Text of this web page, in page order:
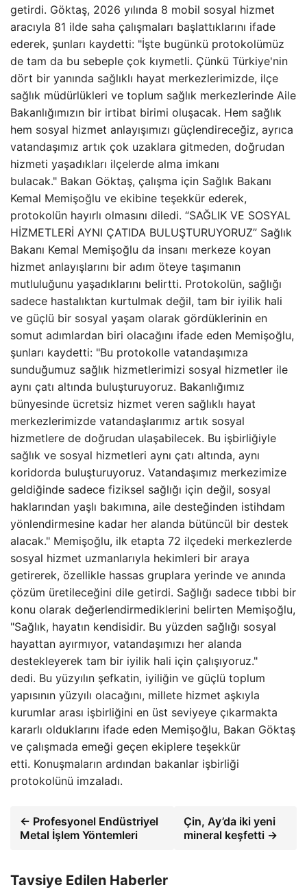
getirdi. Göktaş, 2026 yılında 8 mobil sosyal hizmet
aracıyla 81 ilde saha çalışmaları başlattıklarını ifade
ederek, şunları kaydetti: "İşte bugünkü protokolümüz
de tam da bu sebeple çok kıymetli. Çünkü Türkiye'nin
dört bir yanında sağlıklı hayat merkezlerimizde, ilçe
sağlık müdürlükleri ve toplum sağlık merkezlerinde Aile
Bakanlığımızın bir irtibat birimi oluşacak. Hem sağlık
hem sosyal hizmet anlayışımızı güçlendireceğiz, ayrıca
vatandaşımız artık çok uzaklara gitmeden, doğrudan
hizmeti yaşadıkları ilçelerde alma imkanı
bulacak." Bakan Göktaş, çalışma için Sağlık Bakanı
Kemal Memişoğlu ve ekibine teşekkür ederek,
protokolün hayırlı olmasını diledi. “SAĞLIK VE SOSYAL
HİZMETLERİ AYNI ÇATIDA BULUŞTURUYORUZ” Sağlık
Bakanı Kemal Memişoğlu da insanı merkeze koyan
hizmet anlayışlarını bir adım öteye taşımanın
mutluluğunu yaşadıklarını belirtti. Protokolün, sağlığı
sadece hastalıktan kurtulmak değil, tam bir iyilik hali
ve güçlü bir sosyal yaşam olarak gördüklerinin en
somut adımlardan biri olacağını ifade eden Memişoğlu,
şunları kaydetti: "Bu protokolle vatandaşımıza
sunduğumuz sağlık hizmetlerimizi sosyal hizmetler ile
aynı çatı altında buluşturuyoruz. Bakanlığımız
bünyesinde ücretsiz hizmet veren sağlıklı hayat
merkezlerimizde vatandaşlarımız artık sosyal
hizmetlere de doğrudan ulaşabilecek. Bu işbirliğiyle
sağlık ve sosyal hizmetleri aynı çatı altında, aynı
koridorda buluşturuyoruz. Vatandaşımız merkezimize
geldiğinde sadece fiziksel sağlığı için değil, sosyal
haklarından yaşlı bakımına, aile desteğinden istihdam
yönlendirmesine kadar her alanda bütüncül bir destek
alacak." Memişoğlu, ilk etapta 72 ilçedeki merkezlerde
sosyal hizmet uzmanlarıyla hekimleri bir araya
getirerek, özellikle hassas gruplara yerinde ve anında
çözüm üretileceğini dile getirdi. Sağlığı sadece tıbbi bir
konu olarak değerlendirmediklerini belirten Memişoğlu,
"Sağlık, hayatın kendisidir. Bu yüzden sağlığı sosyal
hayattan ayırmıyor, vatandaşımızı her alanda
destekleyerek tam bir iyilik hali için çalışıyoruz."
dedi. Bu yüzyılın şefkatin, iyiliğin ve güçlü toplum
yapısının yüzyılı olacağını, millete hizmet aşkıyla
kurumlar arası işbirliğini en üst seviyeye çıkarmakta
kararlı olduklarını ifade eden Memişoğlu, Bakan Göktaş
ve çalışmada emeği geçen ekiplere teşekkür
etti. Konuşmaların ardından bakanlar işbirliği
protokolünü imzaladı.
← Profesyonel Endüstriyel
Metal İşlem Yöntemleri
Çin, Ay’da iki yeni
mineral keşfetti →
Tavsiye Edilen Haberler